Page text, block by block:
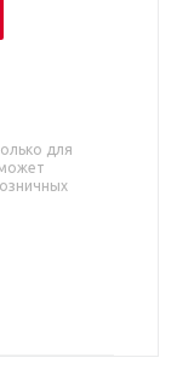
для